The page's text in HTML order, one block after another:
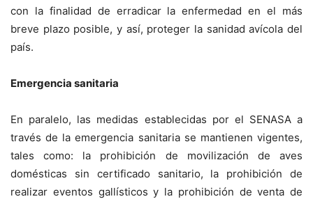
con la finalidad de erradicar la enfermedad en el más
breve plazo posible, y así, proteger la sanidad avícola del
país.
Emergencia sanitaria
En paralelo, las medidas establecidas por el SENASA a
través de la emergencia sanitaria se mantienen vigentes,
tales como: la prohibición de movilización de aves
domésticas sin certificado sanitario, la prohibición de
realizar eventos gallísticos y la prohibición de venta de